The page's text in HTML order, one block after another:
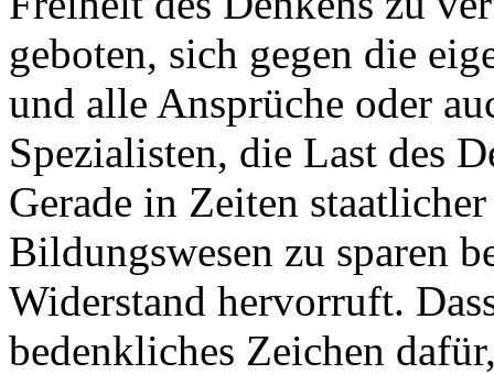
geboten, sich gegen die
und alle Ansprüche oder
Spezialisten, die Last des
Gerade in Zeiten
Bildungswesen zu sparen
Widerstand hervorruft.
bedenkliches Zeichen